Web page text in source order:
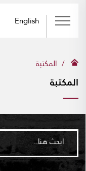
English
المكتبة
المكتبة
ابحث هنا..